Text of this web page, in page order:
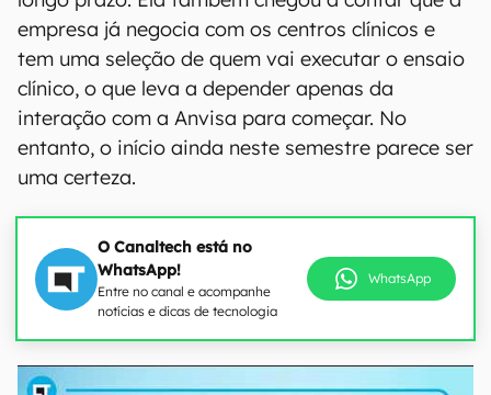
empresa já negocia com os centros clínicos e
tem uma seleção de quem vai executar o ensaio
clínico, o que leva a depender apenas da
interação com a Anvisa para começar. No
entanto, o início ainda neste semestre parece ser
uma certeza.
O Canaltech está no
WhatsApp!
Entre no canal e acompanhe
notícias e dicas de tecnologia
WhatsApp